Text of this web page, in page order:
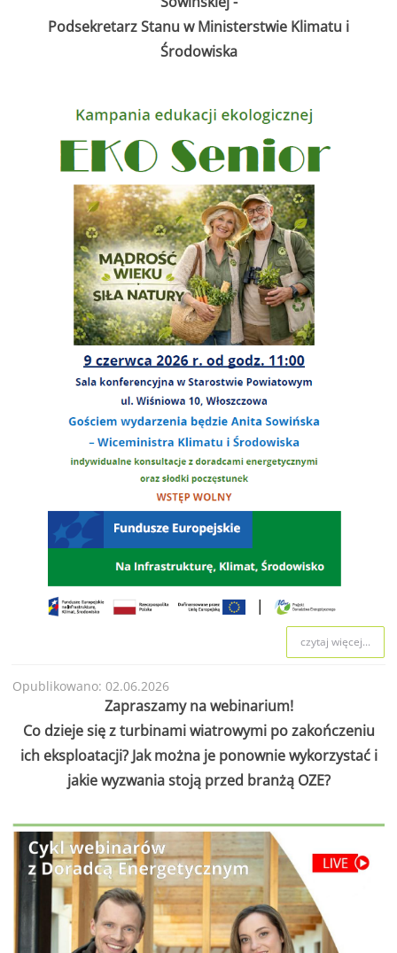
Podsekretarz Stanu w Ministerstwie Klimatu i
Środowiska
czytaj więcej...
Opublikowano: 02.06.2026
Zapraszamy na webinarium!
Co dzieje się z turbinami wiatrowymi po zakończeniu
ich eksploatacji? Jak można je ponownie wykorzystać i
jakie wyzwania stoją przed branżą OZE?